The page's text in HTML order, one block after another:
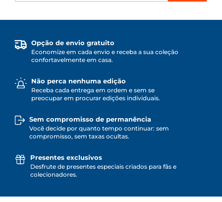
Opção de envio gratuito
Economize em cada envio e receba a sua coleção
confortavelmente em casa.
Não perca nenhuma edição
Receba cada entrega em ordem e sem se
preocupar em procurar edições individuais.
Sem compromisso de permanência
Você decide por quanto tempo continuar: sem
compromisso, sem taxas ocultas.
Presentes exclusivos
Desfrute de presentes especiais criados para fãs e
colecionadores.